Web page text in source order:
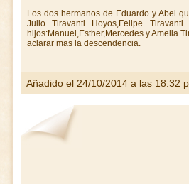
Los dos hermanos de Eduardo y Abel
Julio Tiravanti Hoyos,Felipe
hijos:Manuel,Esther,Mercedes y Amelia
aclarar mas la descendencia.
Añadido el 24/10/2014 a las 18:32